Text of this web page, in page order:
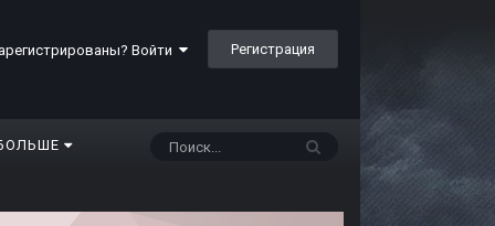
Войти Регистрация